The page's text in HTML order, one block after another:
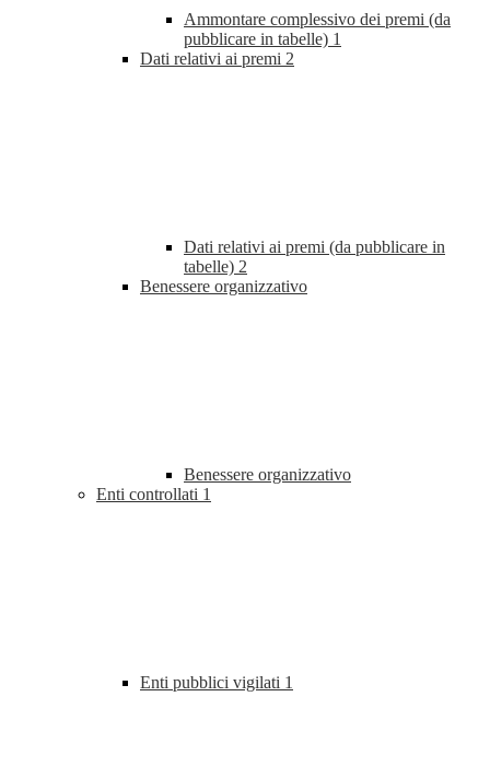
Ammontare complessivo dei premi (da
pubblicare in tabelle) 1
Dati relativi ai premi 2
Dati relativi ai premi (da pubblicare in
tabelle) 2
Benessere organizzativo
Benessere organizzativo
Enti controllati 1
Enti pubblici vigilati 1